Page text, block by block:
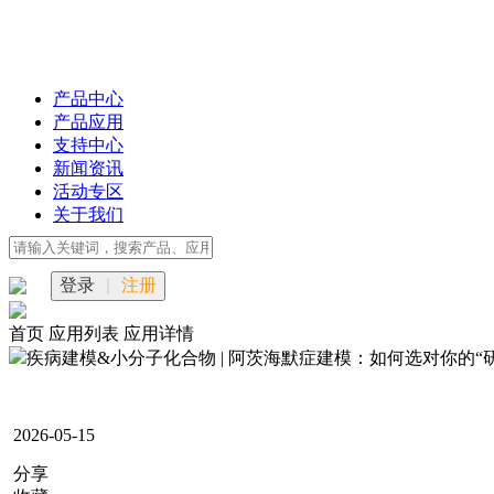
产品中心
产品应用
支持中心
新闻资讯
活动专区
关于我们
登录 注册
首页 应用列表 应用详情
疾病建模&小分子化合物 | 阿茨海默症建模：如何选对你的“
2026-05-15
分享